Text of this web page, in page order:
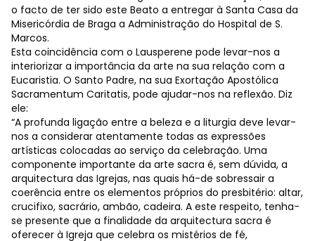
o facto de ter sido este Beato a entregar à Santa Casa da
Misericórdia de Braga a Administração do Hospital de S.
Marcos.
Esta coincidência com o Lausperene pode levar-nos a
interiorizar a importância da arte na sua relação com a
Eucaristia. O Santo Padre, na sua Exortação Apostólica
Sacramentum Caritatis, pode ajudar-nos na reflexão. Diz
ele:
“A profunda ligação entre a beleza e a liturgia deve levar-
nos a considerar atentamente todas as expressões
artísticas colocadas ao serviço da celebração. Uma
componente importante da arte sacra é, sem dúvida, a
arquitectura das Igrejas, nas quais há-de sobressair a
coerência entre os elementos próprios do presbitério: altar,
crucifixo, sacrário, ambão, cadeira. A este respeito, tenha-
se presente que a finalidade da arquitectura sacra é
oferecer à Igreja que celebra os mistérios de fé,